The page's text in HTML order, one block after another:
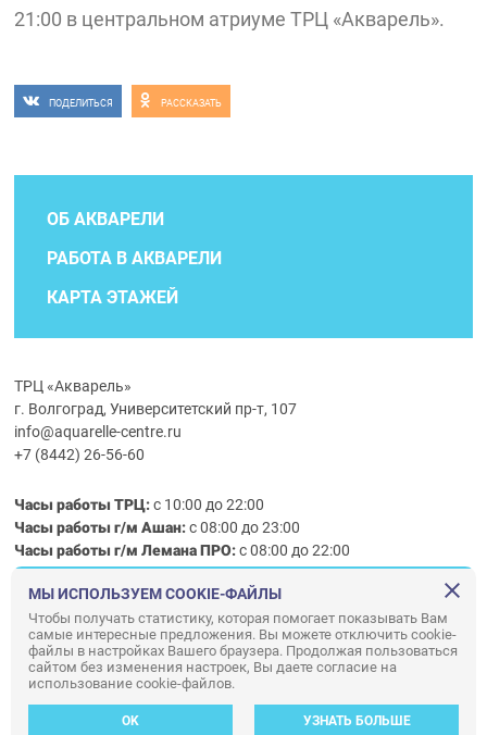
21:00 в центральном атриуме ТРЦ «Акварель».
ПОДЕЛИТЬСЯ РАССКАЗАТЬ
ОБ АКВАРЕЛИ
РАБОТА В АКВАРЕЛИ
КАРТА ЭТАЖЕЙ
ТРЦ «Акварель»
г. Волгоград, Университетский пр-т, 107
info@aquarelle-centre.ru
+7 (8442) 26-56-60
Часы работы ТРЦ:с 10:00 до 22:00
Часы работы г/м Ашан:с 08:00 до 23:00
Часы работыг/мЛемана ПРО:с 08:00 до 22:00
Правила посещения ТРЦ «Акварель»
ООО «АКВАРЕЛЬ»
© ООО «Акварель» 2010–2026. All right reserved.
Дизайн концепция сайта —
Адаптивный дизайн и программирование —34 ВЕБ
МЫ ИСПОЛЬЗУЕМ COOKIE-ФАЙЛЫ
Чтобы получать статистику, которая помогает показывать Вам
самые интересные предложения. Вы можете отключить cookie-
файлы в настройках Вашего браузера. Продолжая пользоваться
сайтом без изменения настроек, Вы даете согласие на
использование cookie-файлов.
OK УЗНАТЬ БОЛЬШЕ